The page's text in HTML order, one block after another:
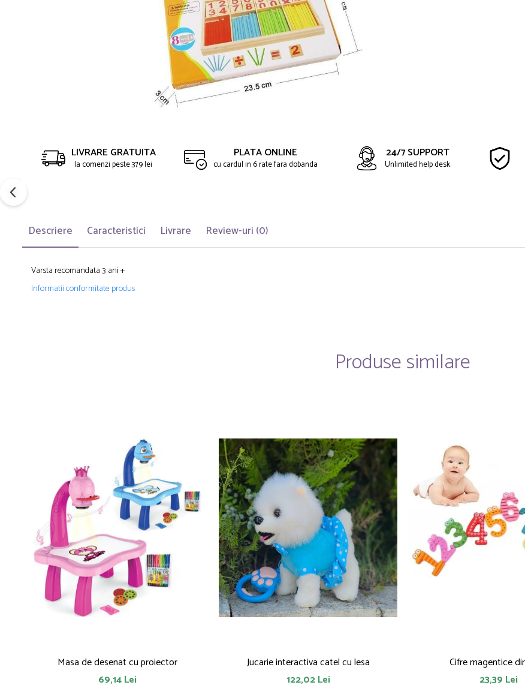
LIVRARE GRATUITA
la comenzi peste 379 lei
PLATA ONLINE
cu cardul in 6 rate fara dobanda
24/7 SUPPORT
Unlimited help desk.
Descriere Caracteristici Livrare Review-uri (0)
Varsta recomandata 3 ani +
Informatii conformitate produs
Produse similare
Masa de desenat cu proiector
69,14 Lei
Jucarie interactiva catel cu lesa
122,02 Lei
Cifre magentice
23,39 Lei